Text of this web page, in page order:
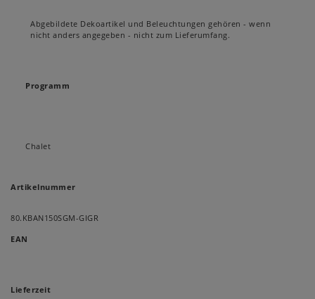
Abgebildete Dekoartikel und Beleuchtungen gehören - wenn
nicht anders angegeben - nicht zum Lieferumfang.
Programm
Chalet
Artikelnummer
80.KBAN150SGM-GIGR
EAN
Lieferzeit